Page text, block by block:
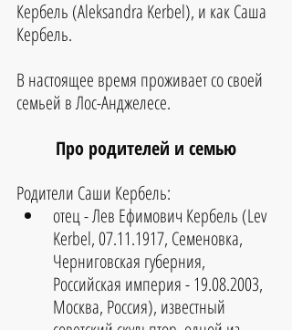
Кербель (Aleksandra Kerbel), и как Саша
Кербель.
В настоящее время проживает со своей
семьей в Лос-Анджелесе.
Про родителей и семью
Родители Саши Кербель:
отец - Лев Ефимович Кербель (Lev
Kerbel, 07.11.1917, Семеновка,
Черниговская губерния,
Российская империя - 19.08.2003,
Москва, Россия), известный